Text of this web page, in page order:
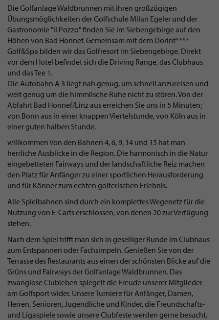
Die Golfanlage Waldbrunnen mit ihren großzügigen
Übungsmöglichkeiten der Golfschule Milan Egeler und der
Gastronomie "il Pozzo" finden Sie im Siebengebirge auf den
Höhen von Bad Honnef. Gemeinsam mit dem Dorint****
Golf&Spa bilden wir das Golfresort im Siebengebirge. Direkt
vor dem Hotel befindet sich die Driving Range, das Clubhaus
und das Tee 1.
Die Autobahn A 3 liegt nah genug, um schnell anzureisen und
weit genug um die himmlische Ruhe nicht zu stören. Von der
Abfahrt Bad Honnef/Linz aus erreichen Sie uns in 5 Minuten;
von Bonn aus in einer knappen Viertelstunde, von Köln aus in
einer guten halben Stunde.
willkommen Von den Bahnen 4, 6, 9, 14 und 15 hat man
herrliche Ausblicke in die Region. Die harmonisch in die Natur
eingebetteten Fairways und der landschaftliche Reiz machen
den Platz für Anfänger zu einer sportlichen Herausforderung
und für Könner zum echten golferischen Erlebnis.
Alle Spielbahnen sind durch ein komplettes Wegenetz für die
Nutzung von E-Carts erschlossen, von denen 20 zur Verfügung
stehen.
Nach dem Spiel trifft man sich in geselliger Runde im Clubhaus
zum Entspannen oder Fachsimpeln. Genießen Sie von der
Terrasse des Restaurants aus einen der schönsten Blicke auf die
Grüns und Fairways der Golfanlage Waldbrunnen. Das
zwanglose Clubleben spiegelt die Freude unserer Mitglieder
am Golfsport wider. Unsere Turniere für Anfänger, Damen,
Herren, Senioren, Jugendliche und Kinder, die Freundschafts-
und Ligaspiele sowie unsere Clubfeste werden gerne besucht.